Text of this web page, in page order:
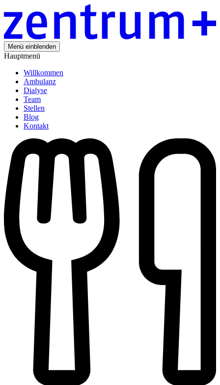
Menü einblenden
Hauptmenü
Willkommen
Ambulanz
Dialyse
Team
Stellen
Blog
Kontakt